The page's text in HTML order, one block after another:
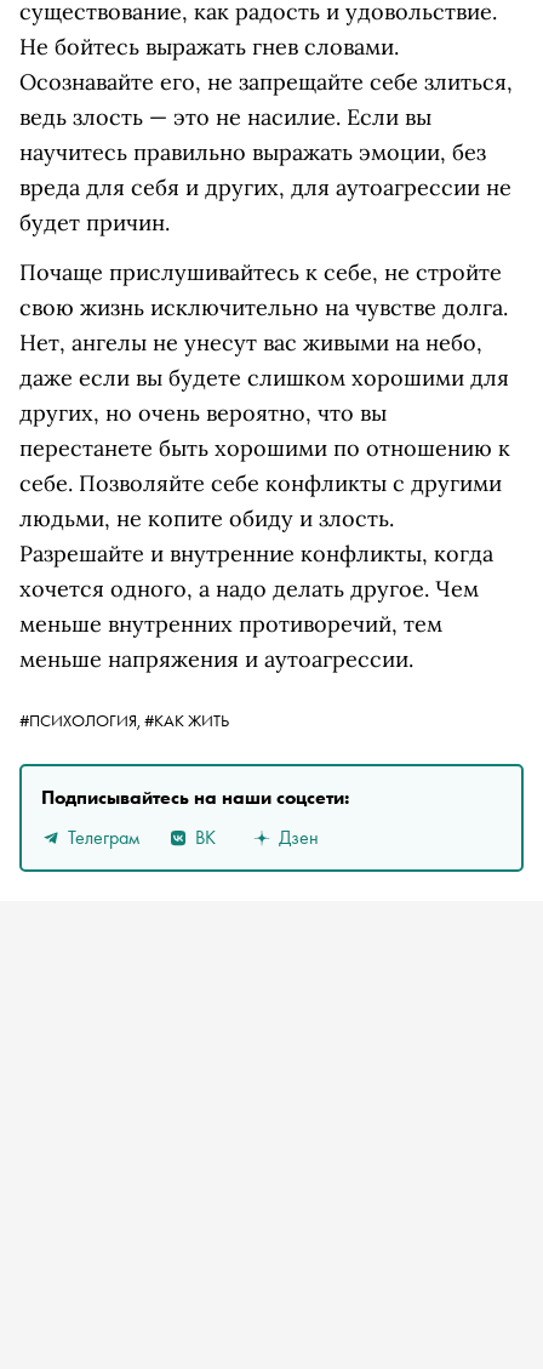
существование, как радость и удовольствие.
Не бойтесь выражать гнев словами.
Осознавайте его, не запрещайте себе злиться,
ведь злость — это не насилие. Если вы
научитесь правильно выражать эмоции, без
вреда для себя и других, для аутоагрессии не
будет причин.
Почаще прислушивайтесь к себе, не стройте
свою жизнь исключительно на чувстве долга.
Нет, ангелы не унесут вас живыми на небо,
даже если вы будете слишком хорошими для
других, но очень вероятно, что вы
перестанете быть хорошими по отношению к
себе. Позволяйте себе конфликты с другими
людьми, не копите обиду и злость.
Разрешайте и внутренние конфликты, когда
хочется одного, а надо делать другое. Чем
меньше внутренних противоречий, тем
меньше напряжения и аутоагрессии.
#ПСИХОЛОГИЯ, #КАК ЖИТЬ
Подписывайтесь на наши соцсети:
Телеграм
ВК Дзен